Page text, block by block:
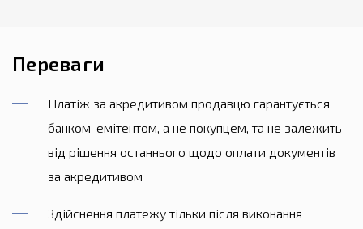
Переваги
Платіж за акредитивом продавцю гарантується
банком-емітентом, а не покупцем, та не залежить
від рішення останнього щодо оплати документів
за акредитивом
Здійснення платежу тільки після виконання